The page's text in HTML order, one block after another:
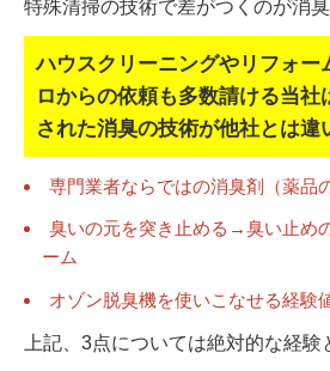
特殊清掃の技術で差がつくのが消臭
ハウスクリーニングやリフォー
ロからの依頼も多数請ける当社
された消臭の技術が他社とは違
専門業者ならではの消臭剤（薬品
臭いの元を突き止める→臭い止め
ーム
オゾン脱臭機を使いこなせる経験
上記、3点については絶対的な経験